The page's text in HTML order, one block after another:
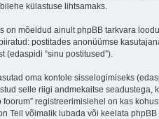
külastuse lihtsamaks.
mõeldud ainult phpBB tarkvara
postitades anonüümse
(edaspidi “sinu postitused”).
oma kontole sisselogimiseks
selle riigi andmekaitse seadustega,
registreerimislehel on kas
Teil võimalik lubada või keelata